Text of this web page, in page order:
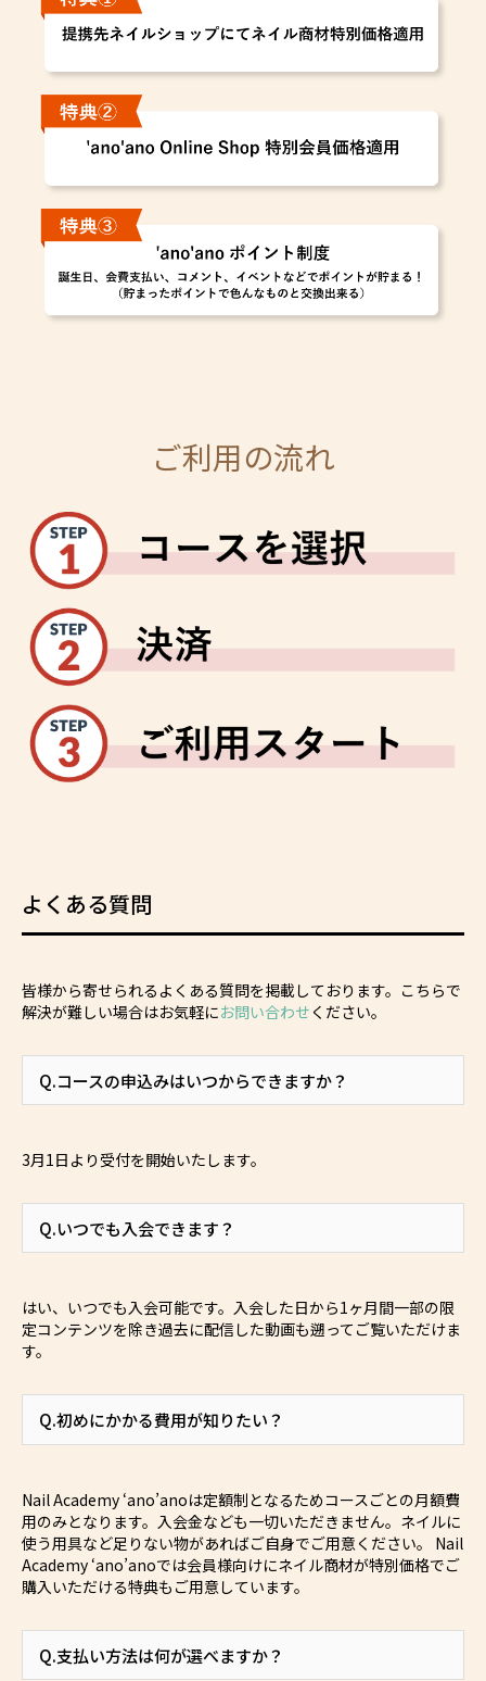
ご利用の流れ
よくある質問
皆様から寄せられるよくある質問を掲載しております。こちらで
解決が難しい場合はお気軽にお問い合わせ ください。
Q.コースの申込みはいつからできますか？
3月1日より受付を開始いたします。
Q.いつでも入会できます？
はい、いつでも入会可能です。入会した日から1ヶ月間一部の限
定コンテンツを除き過去に配信した動画も遡ってご覧いただけま
す。
Q.初めにかかる費用が知りたい？
Nail Academy ‘ano’anoは定額制となるためコースごとの月額費
用のみとなります。入会金なども一切いただきません。ネイルに
使う用具など足りない物があればご自身でご用意ください。 Nail
Academy ‘ano’anoでは会員様向けにネイル商材が特別価格でご
購入いただける特典もご用意しています。
Q.支払い方法は何が選べますか？